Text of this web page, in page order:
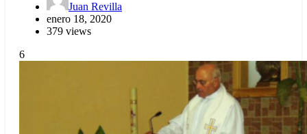
Juan Revilla
enero 18, 2020
379 views
6